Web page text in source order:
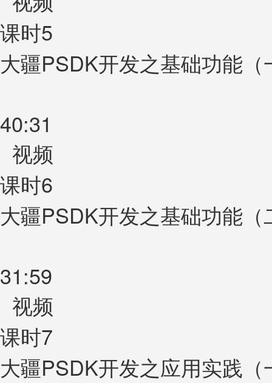
课时5
大疆PSDK开发之基础功能（
40:31
视频
课时6
大疆PSDK开发之基础功能（
31:59
视频
课时7
大疆PSDK开发之应用实践（